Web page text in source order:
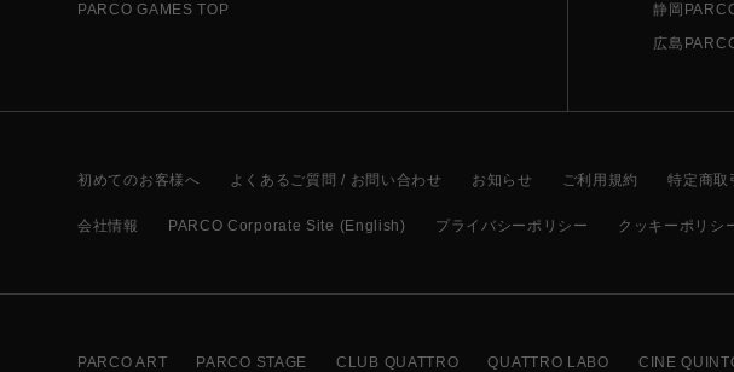
PARCO GAMES TOP
静岡
広島
初めてのお客様へ よくあるご質問 / お問い合わせ お知らせ ご利用規約 特定商取
会社情報 PARCO Corporate Site (English) プライバシーポリシー クッキーポリシ
PARCO ART PARCO STAGE CLUB QUATTRO QUATTRO LABO CINE